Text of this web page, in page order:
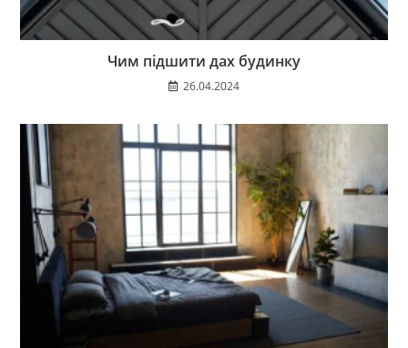
Чим підшити дах будинку
26.04.2024